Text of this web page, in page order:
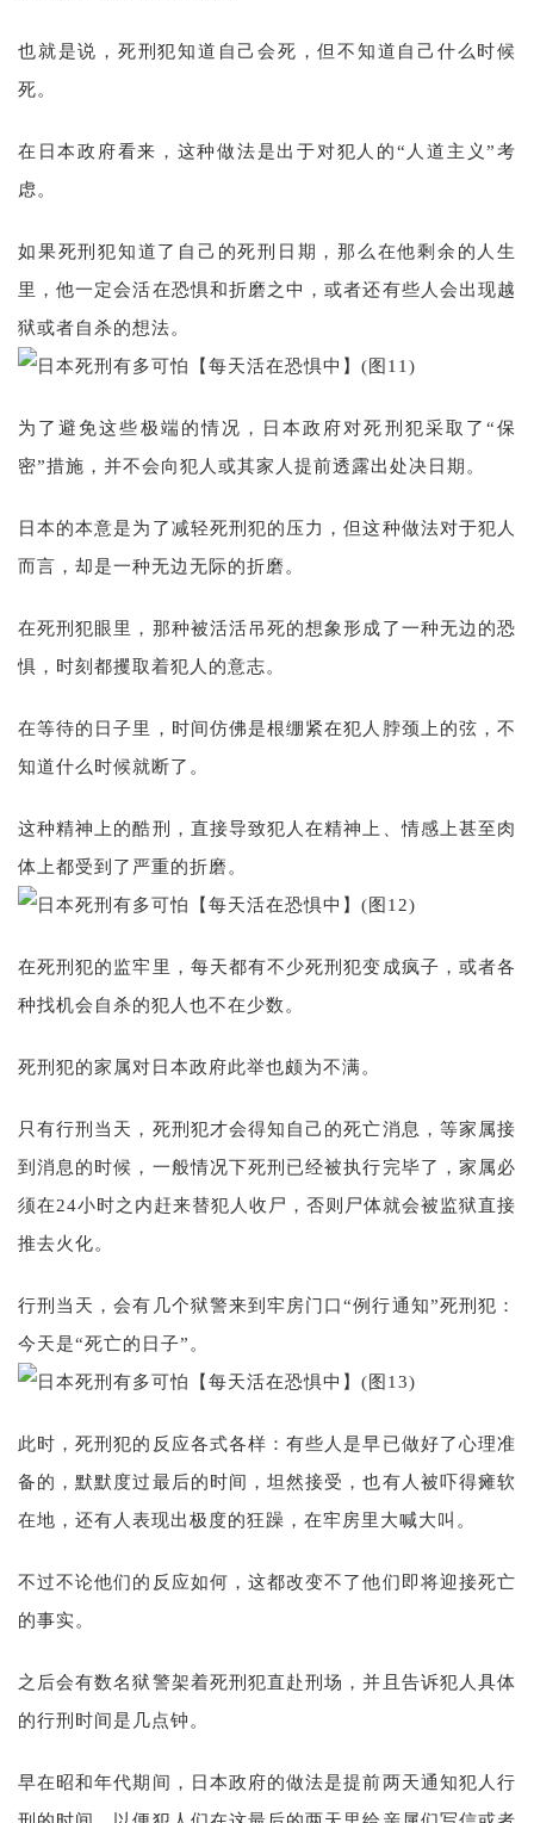
也就是说，死刑犯知道自己会死，但不知道自己什么时候
死。
在日本政府看来，这种做法是出于对犯人的“人道主义”考
虑。
如果死刑犯知道了自己的死刑日期，那么在他剩余的人生
里，他一定会活在恐惧和折磨之中，或者还有些人会出现越
狱或者自杀的想法。
为了避免这些极端的情况，日本政府对死刑犯采取了“保
密”措施，并不会向犯人或其家人提前透露出处决日期。
日本的本意是为了减轻死刑犯的压力，但这种做法对于犯人
而言，却是一种无边无际的折磨。
在死刑犯眼里，那种被活活吊死的想象形成了一种无边的恐
惧，时刻都攫取着犯人的意志。
在等待的日子里，时间仿佛是根绷紧在犯人脖颈上的弦，不
知道什么时候就断了。
这种精神上的酷刑，直接导致犯人在精神上、情感上甚至肉
体上都受到了严重的折磨。
在死刑犯的监牢里，每天都有不少死刑犯变成疯子，或者各
种找机会自杀的犯人也不在少数。
死刑犯的家属对日本政府此举也颇为不满。
只有行刑当天，死刑犯才会得知自己的死亡消息，等家属接
到消息的时候，一般情况下死刑已经被执行完毕了，家属必
须在24小时之内赶来替犯人收尸，否则尸体就会被监狱直接
推去火化。
行刑当天，会有几个狱警来到牢房门口“例行通知”死刑犯：
今天是“死亡的日子”。
此时，死刑犯的反应各式各样：有些人是早已做好了心理准
备的，默默度过最后的时间，坦然接受，也有人被吓得瘫软
在地，还有人表现出极度的狂躁，在牢房里大喊大叫。
不过不论他们的反应如何，这都改变不了他们即将迎接死亡
的事实。
之后会有数名狱警架着死刑犯直赴刑场，并且告诉犯人具体
的行刑时间是几点钟。
早在昭和年代期间，日本政府的做法是提前两天通知犯人行